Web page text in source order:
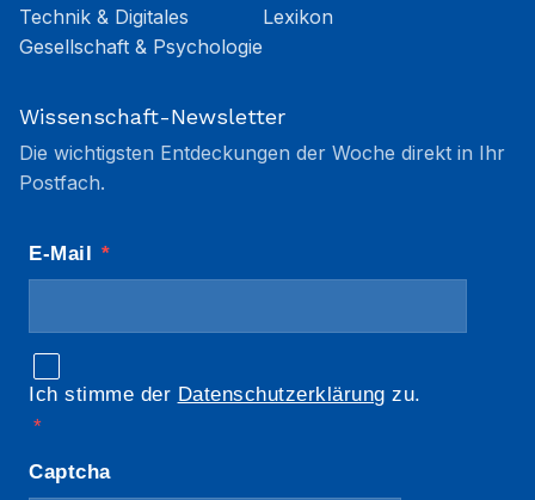
Technik & Digitales
Gesellschaft & Psychologie
Lexikon
Wissenschaft-Newsletter
Die wichtigsten Entdeckungen der Woche direkt in Ihr
Postfach.